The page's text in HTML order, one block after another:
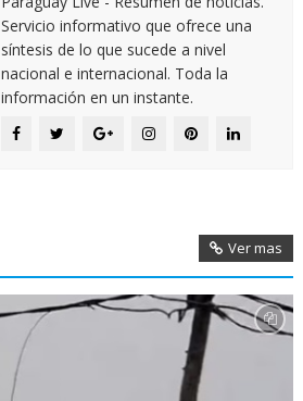
Servicio informativo que ofrece una
síntesis de lo que sucede a nivel
nacional e internacional. Toda la
información en un instante.
Ver mas